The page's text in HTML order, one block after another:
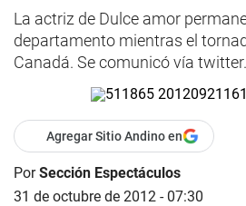
La actriz de Dulce amor
departamento mientras el
Canadá. Se comunicó vía twitter.
Agregar Sitio Andino en
PorSección Espectáculos
31 de octubre de 2012 - 07:30